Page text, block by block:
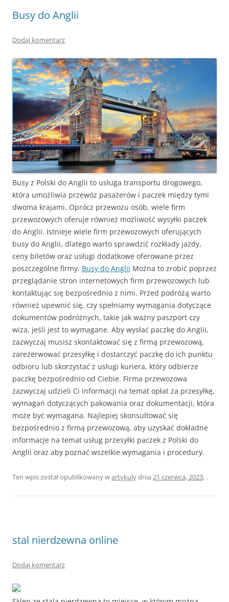
Busy do Anglii
Dodaj komentarz
Busy z Polski do Anglii to usługa transportu drogowego,
która umożliwia przewóz pasażerów i paczek między tymi
dwoma krajami. Oprócz przewozu osób, wiele firm
przewozowych oferuje również możliwość wysyłki paczek
do Anglii. Istnieje wiele firm przewozowych oferujących
busy do Anglii, dlatego warto sprawdzić rozkłady jazdy,
ceny biletów oraz usługi dodatkowe oferowane przez
poszczególne firmy. Busy do Anglii Można to zrobić poprzez
przeglądanie stron internetowych firm przewozowych lub
kontaktując się bezpośrednio z nimi. Przed podróżą warto
również upewnić się, czy spełniamy wymagania dotyczące
dokumentów podróżnych, takie jak ważny paszport czy
wiza, jeśli jest to wymagane. Aby wysłać paczkę do Anglii,
zazwyczaj musisz skontaktować się z firmą przewozową,
zarezerwować przesyłkę i dostarczyć paczkę do ich punktu
odbioru lub skorzystać z usługi kuriera, który odbierze
paczkę bezpośrednio od Ciebie. Firma przewozowa
zazwyczaj udzieli Ci informacji na temat opłat za przesyłkę,
wymagań dotyczących pakowania oraz dokumentacji, która
może być wymagana. Najlepiej skonsultować się
bezpośrednio z firmą przewozową, aby uzyskać dokładne
informacje na temat usług przesyłki paczek z Polski do
Anglii oraz aby poznać wszelkie wymagania i procedury.
Ten wpis został opublikowany wartykulydnia 21 czerwca, 2023, .
stal nierdzewna online
Dodaj komentarz